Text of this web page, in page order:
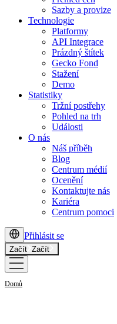
Sazby a provize
Technologie
Platformy
API Integrace
Prázdný štítek
Gecko Fond
Stažení
Demo
Statistiky
Tržní postřehy
Pohled na trh
Události
O nás
Náš příběh
Blog
Centrum médií
Ocenění
Kontaktujte nás
Kariéra
Centrum pomoci
Přihlásit se
Začít Začít
Domů